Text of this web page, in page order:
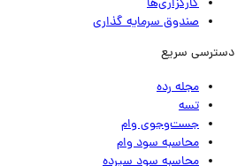
کارگزاری‌ها
صندوق سرمایه گذاری
سریع
مجله رده
تسه
جست‌وجوی وام
محاسبه سود وام
محاسبه سود سپرده